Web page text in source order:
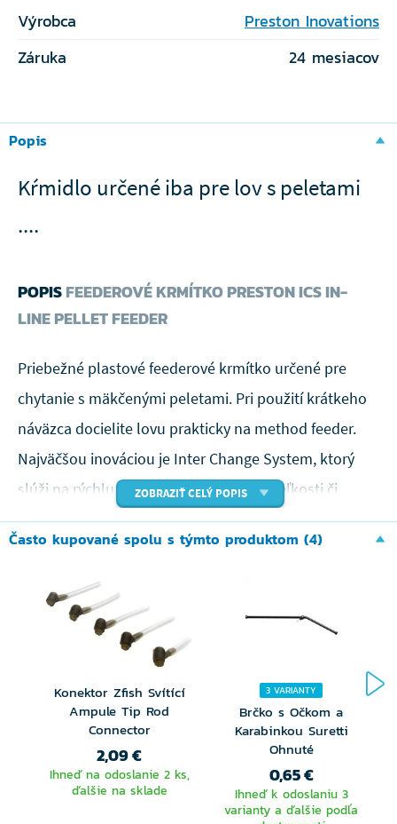
Výrobca
Preston Inovations
Záruka
24 mesiacov
Popis
Kŕmidlo určené iba pre lov s peletami
....
POPISFEEDEROVÉ KRMÍTKO PRESTON ICS IN-
LINE PELLET FEEDER
Priebežné plastové feederové krmítko určené pre
chytanie s mäkčenými peletami. Pri použití krátkeho
náväzca docielite lovu prakticky na method feeder.
Najväčšou inováciou je Inter Change System, ktorý
slúži na rýchlu výmenu kŕmidla rôzne veľkosti či
gramáže. Ďalšie veľkou výhodou je možnosť
demontáže kŕmidla pri preprave prútov.
ZOBRAZIŤ CELÝ POPIS
Často kupované spolu s týmto produktom (4)
Konektor Zfish Svítící
Ampule Tip Rod
Connector
2,09 €
Ihneď na odoslanie 2 ks,
ďalšie na sklade
3 VARIANTY
Brčko s Očkom a
Karabinkou Suretti
Ohnuté
0,65 €
Ihneď k odoslaniu 3
varianty a ďalšie podľa